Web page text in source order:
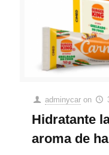
adminycar on
Hidratante
aroma de